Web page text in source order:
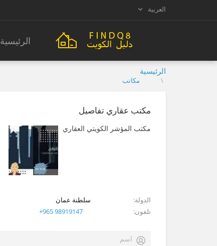
العربية
الرئيسية
الرئيسية
مكاتب
مكتب عقاري تفاصيل
مكتب المؤشر الكويتي العقاري
الدولة
سلطنة عمان
تلفون
+965 98919147